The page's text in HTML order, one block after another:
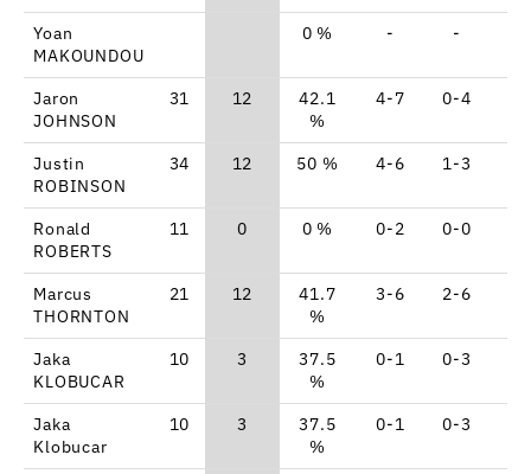
Yoan
MAKOUNDOU
0 % - -
Jaron
JOHNSON
31 12
42.1
%
4-7 0-4
Justin
ROBINSON
34 12 50 % 4-6 1-3
Ronald
ROBERTS
11 0 0 % 0-2 0-0
Marcus
THORNTON
21 12
41.7
%
3-6 2-6
Jaka
KLOBUCAR
10 3
37.5
%
0-1 0-3
Jaka
Klobucar
10 3
37.5
%
0-1 0-3